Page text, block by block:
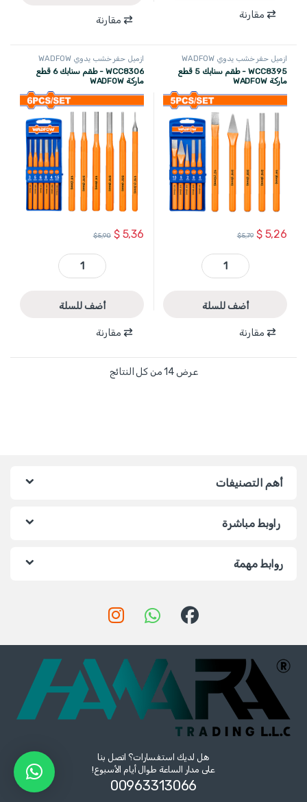
مقارنة
مقارنة
ازميل حفر خشب يدوي WADFOW
WCC8395 - طقم سنابك 5 قطع
ماركة WADFOW
$5,26
$5,79
WCC8395 - طقم سنابك 5 قطع ماركة WADFOW quantity
أضف للسلة
مقارنة
ازميل حفر خشب يدوي WADFOW
WCC8306 - طقم سنابك 6 قطع
ماركة WADFOW
$5,36
$5,90
WCC8306 - طقم سنابك 6 قطع ماركة WADFOW quantity
أضف للسلة
مقارنة
عرض ⁦14⁩ من كل النتائج
أهم التصنيفات
راوبط مباشرة
روابط مهمة
هل لديك استفسارات؟ اتصل بنا
على مدار الساعة طوال أيام الأسبوع!
00963313066‏